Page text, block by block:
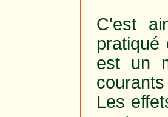
C'est
pratiqué
est un
Les